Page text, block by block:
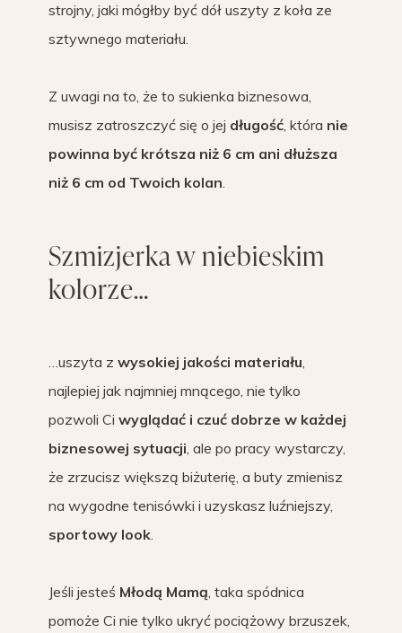
strojny, jaki mógłby być dół uszyty z koła ze
sztywnego materiału.
Z uwagi na to, że to sukienka biznesowa,
musisz zatroszczyć się o jej długość, która nie
powinna być krótsza niż 6 cm ani dłuższa
niż 6 cm od Twoich kolan.
Szmizjerka w niebieskim
kolorze…
…uszyta z wysokiej jakości materiału,
najlepiej jak najmniej mnącego, nie tylko
pozwoli Ci wyglądać i czuć dobrze w każdej
biznesowej sytuacji, ale po pracy wystarczy,
że zrzucisz większą biżuterię, a buty zmienisz
na wygodne tenisówki i uzyskasz luźniejszy,
sportowy look.
Jeśli jesteś Młodą Mamą, taka spódnica
pomoże Ci nie tylko ukryć pociążowy brzuszek,